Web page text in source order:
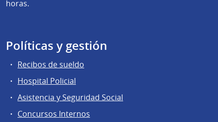
horas.
Políticas y gestión
Recibos de sueldo
Hospital Policial
Asistencia y Seguridad Social
Concursos Internos